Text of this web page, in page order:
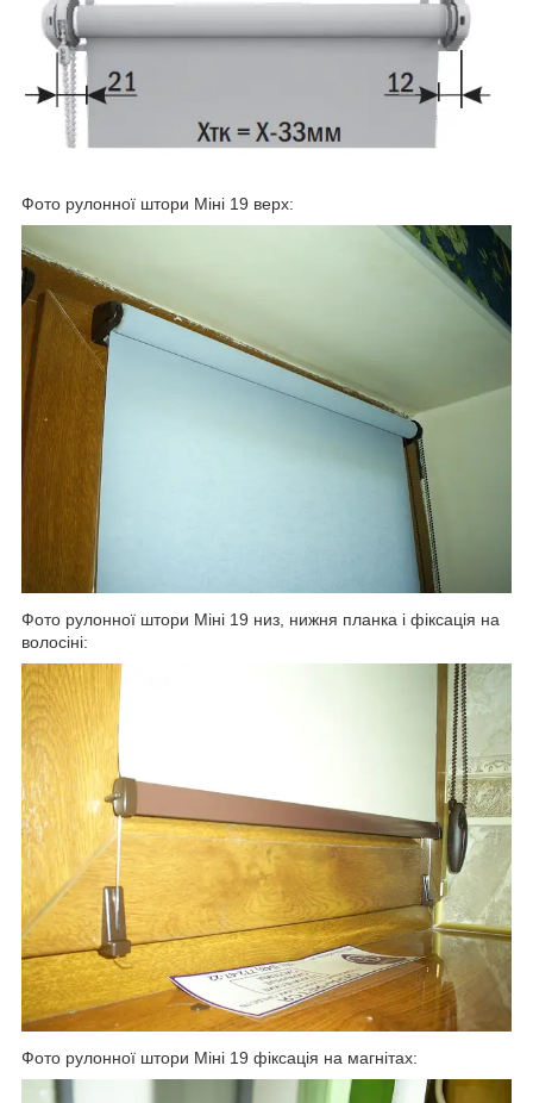
Фото рулонної штори Міні 19 верх:
Фото рулонної штори Міні 19 низ, нижня планка і фіксація на
волосіні:
Фото рулонної штори Міні 19 фіксація на магнітах: